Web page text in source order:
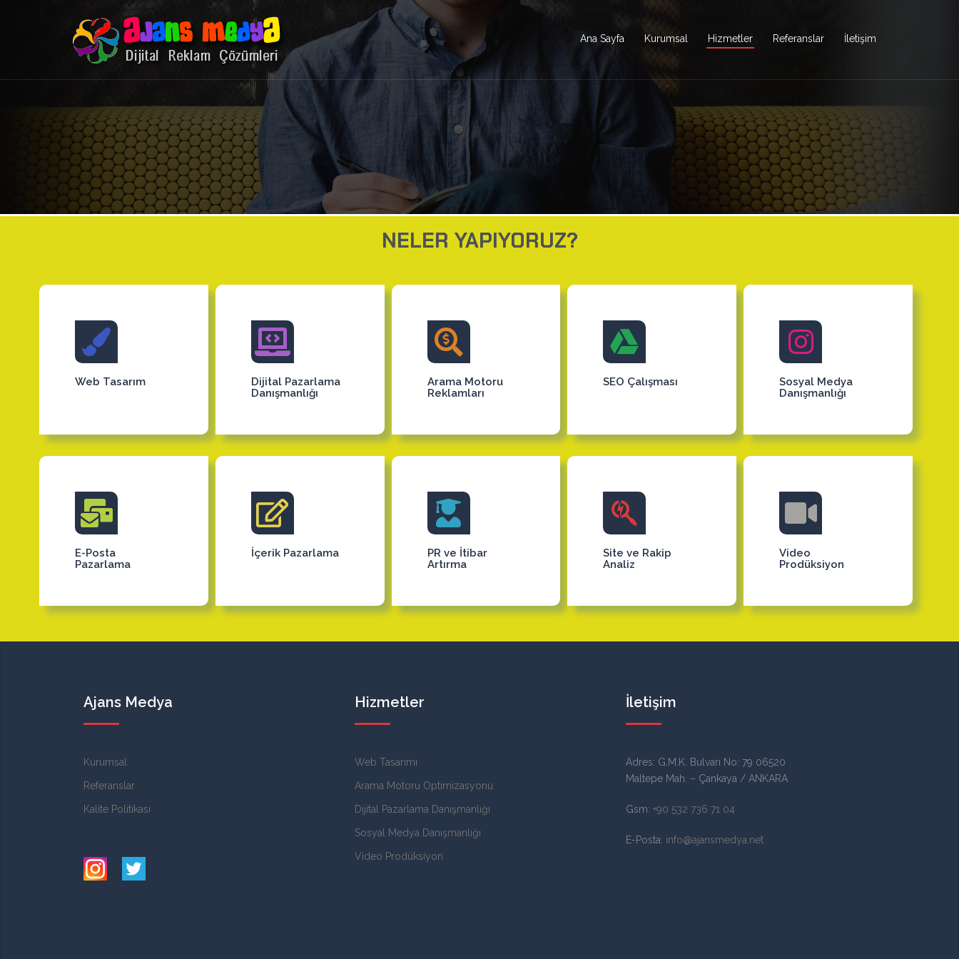
Ana Sayfa Kurumsal Hizmetler Referanslar İletişim
NELER YAPIYORUZ?
Web Tasarım
Dijital Pazarlama
Danışmanlığı
Arama Motoru
Reklamları
SEO Çalışması
Sosyal Medya
Danışmanlığı
E-Posta
Pazarlama
İçerik Pazarlama
PR ve İtibar
Artırma
Site ve Rakip
Analiz
Video
Prodüksiyon
Ajans Medya
Kurumsal
Referanslar
Kalite Politikası
Hizmetler
Web Tasarımı
Arama Motoru Optimizasyonu
Dijital Pazarlama Danışmanlığı
Sosyal Medya Danışmanlığı
Video Prodüksiyon
İletişim
Adres: G.M.K. Bulvarı No: 79 06520
Maltepe Mah. – Çankaya / ANKARA
Gsm: +90 532 736 71 04
E-Posta: info@ajansmedya.net